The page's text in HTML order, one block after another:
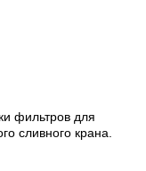
фильтров для
сливного крана.